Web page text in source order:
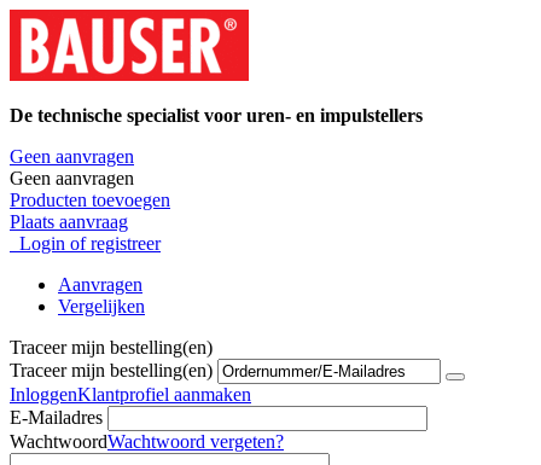
De technische specialist voor uren- en impulstellers
Geen aanvragen
Geen aanvragen
Producten toevoegen
Plaats aanvraag
Login of registreer
Aanvragen
Vergelijken
Traceer mijn bestelling(en)
Traceer mijn bestelling(en)
InloggenKlantprofiel aanmaken
E-Mailadres
WachtwoordWachtwoord vergeten?